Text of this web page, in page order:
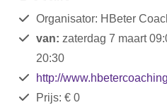
Organisator: HBeter
van: zaterdag 7 maart
20:30
http://
Prijs: € 0